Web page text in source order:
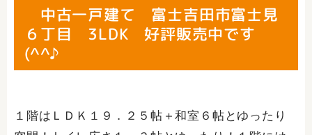
中古一戸建て 富士吉田市富士見
６丁目 3LDK 好評販売中です
(^^♪
１階はＬＤＫ１９．２５帖＋和室６帖とゆったり